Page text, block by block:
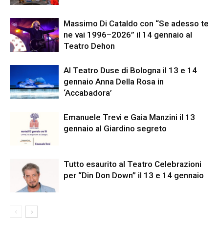
Massimo Di Cataldo con “Se adesso te
ne vai 1996–2026” il 14 gennaio al
Teatro Dehon
Al Teatro Duse di Bologna il 13 e 14
gennaio Anna Della Rosa in
‘Accabadora’
Emanuele Trevi e Gaia Manzini il 13
gennaio al Giardino segreto
Tutto esaurito al Teatro Celebrazioni
per “Din Don Down” il 13 e 14 gennaio